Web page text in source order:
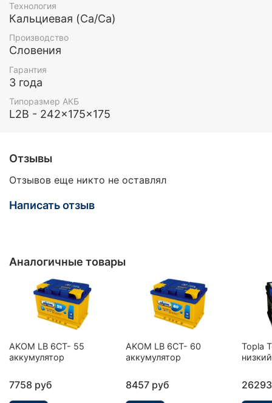
Технология
Кальциевая (Ca/Ca)
Производство
Словения
Гарантия
3 года
Типоразмер АКБ
L2B - 242x175x175
Отзывы
Отзывов еще никто не оставлял
Написать отзыв
Аналогичные товары
AKOM LB 6CT- 55
аккумулятор
7758 руб
AKOM LB 6CT- 60
аккумулятор
8457 руб
Topla